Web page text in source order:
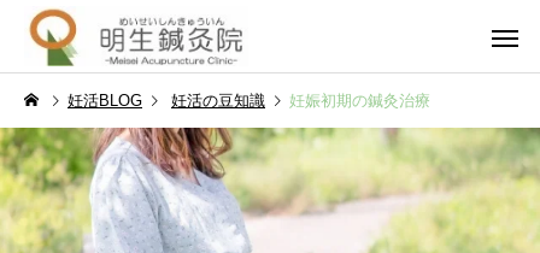
妊活BLOG 妊活の豆知識 妊娠初期の鍼灸治療